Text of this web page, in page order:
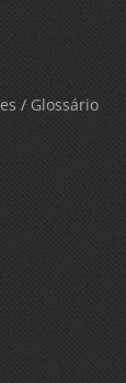
/ Glossário